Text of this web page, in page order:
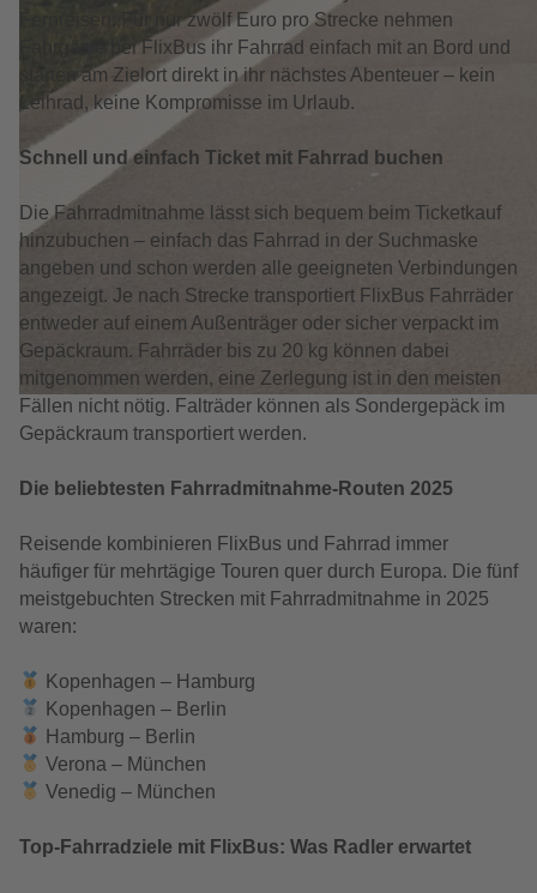
Fernreisen: Für nur zwölf Euro pro Strecke nehmen
Fahrgäste bei FlixBus ihr Fahrrad einfach mit an Bord und
starten am Zielort direkt in ihr nächstes Abenteuer – kein
Leihrad, keine Kompromisse im Urlaub.
Schnell und einfach Ticket mit Fahrrad buchen
Die Fahrradmitnahme lässt sich bequem beim Ticketkauf
hinzubuchen – einfach das Fahrrad in der Suchmaske
angeben und schon werden alle geeigneten Verbindungen
angezeigt. Je nach Strecke transportiert FlixBus Fahrräder
entweder auf einem Außenträger oder sicher verpackt im
Gepäckraum. Fahrräder bis zu 20 kg können dabei
mitgenommen werden, eine Zerlegung ist in den meisten
Fällen nicht nötig. Falträder können als Sondergepäck im
Gepäckraum transportiert werden.
Die beliebtesten Fahrradmitnahme-Routen 2025
Reisende kombinieren FlixBus und Fahrrad immer
häufiger für mehrtägige Touren quer durch Europa. Die fünf
meistgebuchten Strecken mit Fahrradmitnahme in 2025
waren:
Kopenhagen – Hamburg
Kopenhagen – Berlin
Hamburg – Berlin
Verona – München
Venedig – München
Top-Fahrradziele mit FlixBus: Was Radler erwartet